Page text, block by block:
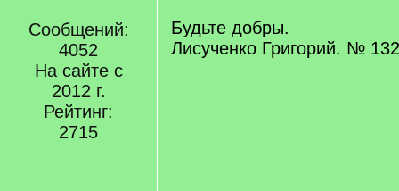
Сообщений:
4052
На сайте с
2012 г.
Рейтинг:
2715
Будьте добры.
Лисученко Григорий. № 132